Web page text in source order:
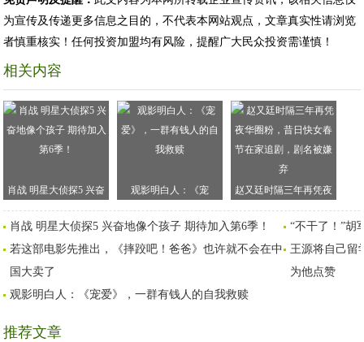
为宣传及传递更多信息之目的，不代表本网站观点，文章真实性请浏览
者慎重核实！任何投资加盟均有风险，提醒广大民众投资需谨慎！
相关内容
肖战 明星大侦探5 兴奋
地像个孩子 期待加入第6
季！
观影明白人：《宠
爱》，一群有钱人的自
我救赎
赵又廷时隔三年再凭夜
华圈粉，昔日快女春节
在家追剧，剧名被嫌弃
肖战 明星大侦探5 兴奋地像个孩子 期待加入第6季！
“不干了！”胡
若这部电影先推出，《摔跤吧！爸爸》也许就不会在中
国大卖了
王源将自己留
为他点赞
观影明白人：《宠爱》，一群有钱人的自我救赎
推荐文章